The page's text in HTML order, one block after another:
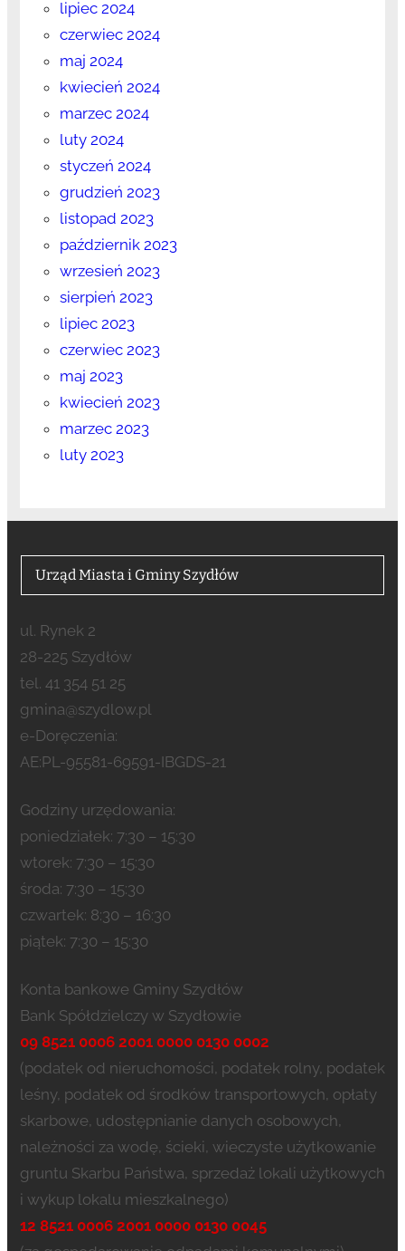
lipiec 2024
czerwiec 2024
maj 2024
kwiecień 2024
marzec 2024
luty 2024
styczeń 2024
grudzień 2023
listopad 2023
październik 2023
wrzesień 2023
sierpień 2023
lipiec 2023
czerwiec 2023
maj 2023
kwiecień 2023
marzec 2023
luty 2023
Urząd Miasta i Gminy Szydłów
ul. Rynek 2
28-225 Szydłów
tel. 41 354 51 25
gmina@szydlow.pl
e-Doręczenia:
AE:PL-95581-69591-IBGDS-21
Godziny urzędowania:
poniedziałek: 7:30 – 15:30
wtorek: 7:30 – 15:30
środa: 7:30 – 15:30
czwartek: 8:30 – 16:30
piątek: 7:30 – 15:30
Konta bankowe Gminy Szydłów
Bank Spółdzielczy w Szydłowie
09 8521 0006 2001 0000 0130 0002
(podatek od nieruchomości, podatek rolny, podatek
leśny, podatek od środków transportowych, opłaty
skarbowe, udostępnianie danych osobowych,
należności za wodę, ścieki, wieczyste użytkowanie
gruntu Skarbu Państwa, sprzedaż lokali użytkowych
i wykup lokalu mieszkalnego)
12 8521 0006 2001 0000 0130 0045